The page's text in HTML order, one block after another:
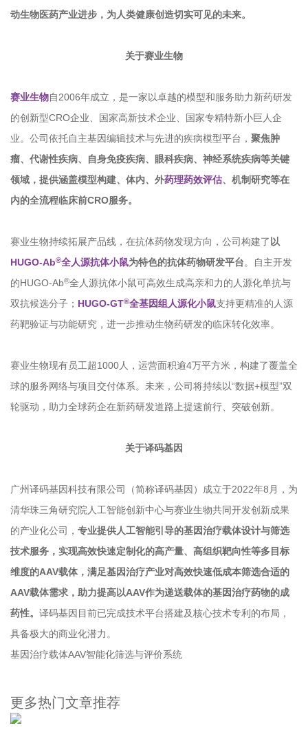
动生物医药产业进步，为人类健康创造切实可见的未来。
关于赛业生物
赛业生物自2006年成立，是一家以卓越的模型和服务助力新药研发
的创新型CRO企业、国家高新技术企业、国家专精特新小巨人企
业。公司依托自主基因编辑技术与先进的疾病模型平台， 聚焦肿
瘤、代谢性疾病、自身免疫疾病、眼科疾病、神经系统疾病等关键
领域，提供涵盖模型构建、体内、外药理药效评估、机制研究等在
内的全流程临床前CRO服务。
赛业生物持续拓展产品线，在抗体药物发现方向，公司构建了 以
HUGO-Ab®全人源抗体小鼠为特色的抗体药物研发平台。自主开发
的HUGO-Ab®全人源抗体小鼠可高效生成高亲和力的人源化单抗与
双抗候选分子； HUGO-GT®全基因组人源化小鼠支持更精准的人源
药靶验证与功能研究，进一步推动生物药研发的临床转化效率。
赛业生物现有员工超1000人，运营面积逾4万平方米，构建了覆盖全
球的服务网络与项目交付体系。未来，公司将持续以“数据+模型”双
轮驱动，助力全球药企在新药研发道路上提速前行、突破创新。
关于译码基因
广州译码基因科技有限公司（简称译码基因）成立于2022年8月，为
清华珠三角研究院人工智能创新中心与赛业生物共同开发创新成果
的产业化公司， 专业提供人工智能引导的基因治疗载体设计与筛选
技术服务，实现高效快速定制化的高产量、高组织靶向性等多目标
维度的AAV载体，满足基因治疗产业对高效快速低成本筛选合适的
AAV载体需求，助力提高以AAV作为递送载体的基因治疗药物的成
药性。 译码基因目前已完成技术平台搭建及核心技术专利的布局，
具备极大的商业化潜力。
基因治疗载体AAV智能化筛选与评价系统
更多热门文章推荐